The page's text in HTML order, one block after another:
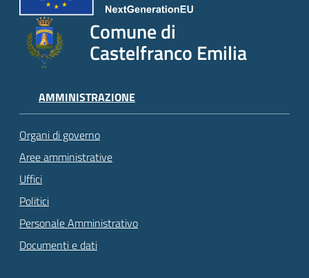
Comune di
Castelfranco Emilia
AMMINISTRAZIONE
Organi di governo
Aree amministrative
Uffici
Politici
Personale Amministrativo
Documenti e dati